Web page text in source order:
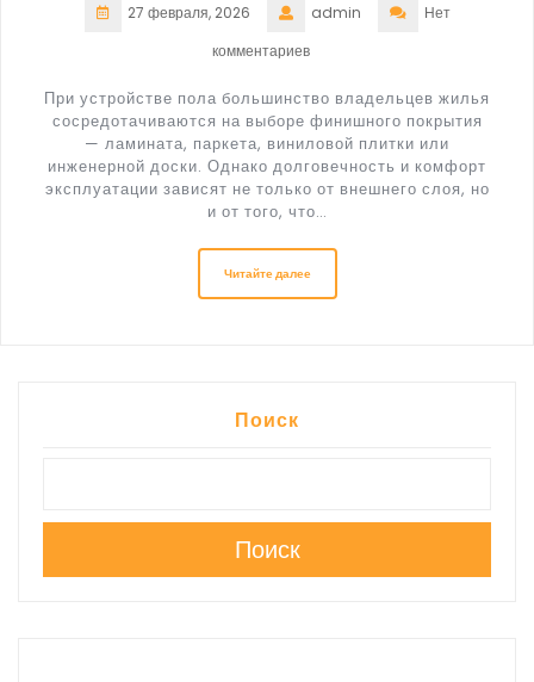
27 февраля, 2026 admin
Нет
комментариев
При устройстве пола большинство владельцев жилья
сосредотачиваются на выборе финишного покрытия
— ламината, паркета, виниловой плитки или
инженерной доски. Однако долговечность и комфорт
эксплуатации зависят не только от внешнего слоя, но
и от того, что…
Читайте далее
Поиск
Поиск